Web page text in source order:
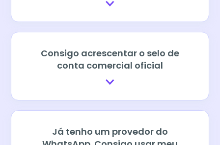
Consigo acrescentar o selo de
conta comercial oficial
Já tenho um provedor do